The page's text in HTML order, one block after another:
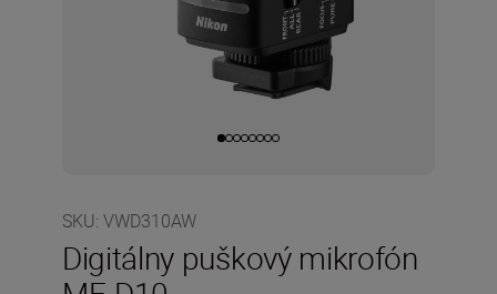
SKU: VWD310AW
Digitálny puškový mikrofón